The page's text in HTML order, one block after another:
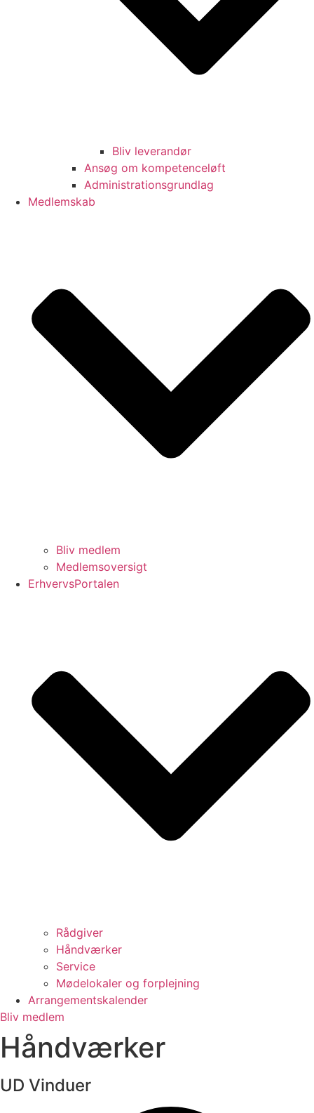
Bliv leverandør
Ansøg om kompetenceløft
Administrationsgrundlag
Medlemskab
Bliv medlem
Medlemsoversigt
ErhvervsPortalen
Rådgiver
Håndværker
Service
Mødelokaler og forplejning
Arrangementskalender
Bliv medlem
Håndværker
UD Vinduer